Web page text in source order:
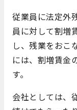
従業員に法定外
員に対して割増
し、残業をおこ
には、割増賃金
す。
会社としては、